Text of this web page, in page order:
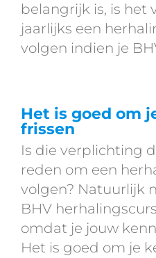
belangrijk is, is het
jaarlijks een
volgen indien je
Het is goed om
frissen
Is die verplichting
reden om een
volgen? Natuurlijk
BHV
omdat je jouw
Het is goed om je